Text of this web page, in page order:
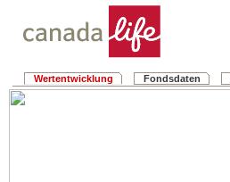
Wertentwicklung Fondsdaten